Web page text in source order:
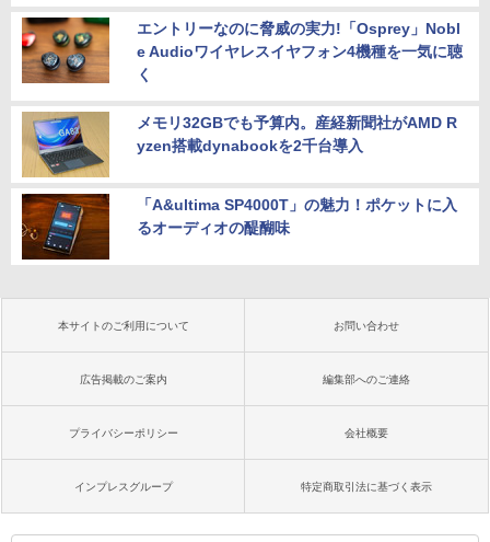
エントリーなのに脅威の実力!「Osprey」Nobl
e Audioワイヤレスイヤフォン4機種を一気に聴
く
メモリ32GBでも予算内。産経新聞社がAMD R
yzen搭載dynabookを2千台導入
「A&ultima SP4000T」の魅力！ポケットに入
るオーディオの醍醐味
本サイトのご利用について お問い合わせ
広告掲載のご案内 編集部へのご連絡
プライバシーポリシー 会社概要
インプレスグループ 特定商取引法に基づく表示